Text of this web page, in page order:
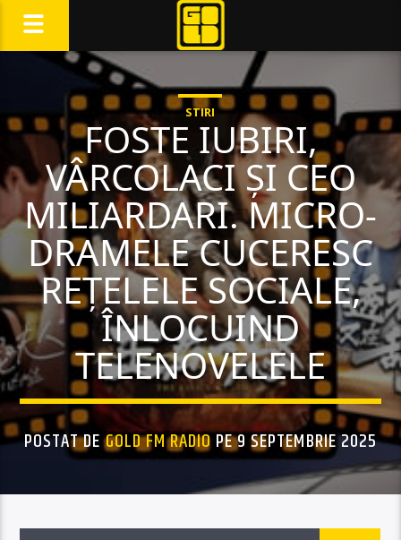
STIRI
FOSTE IUBIRI,
VÂRCOLACI ȘI CEO
MILIARDARI. MICRO-
DRAMELE CUCERESC
REȚELELE SOCIALE,
ÎNLOCUIND
TELENOVELELE
POSTAT DEGOLD FM RADIOPE 9 SEPTEMBRIE 2025